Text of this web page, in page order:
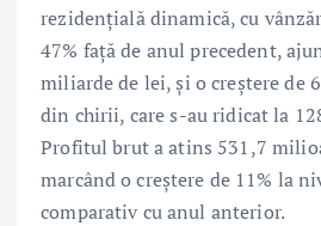
rezidențială dinamică, cu
47% față de anul precedent,
miliarde de lei, și o creștere de
din chirii, care s-au ridicat la
Profitul brut a atins 531,7
marcând o creștere de 11% la
comparativ cu anul anterior.